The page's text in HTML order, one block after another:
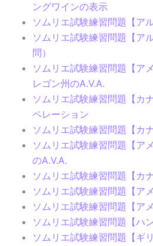
ングワインの表示
ソムリエ試験練習問題【ア
ソムリエ試験練習問題【ア
問）
ソムリエ試験練習問題【ア
レゴン州のA.V.A.
ソムリエ試験練習問題【カ
ペレーション
ソムリエ試験練習問題【カ
ソムリエ試験練習問題【ア
のA.V.A.
ソムリエ試験練習問題【カ
ソムリエ試験練習問題【ア
ソムリエ試験練習問題【ア
ソムリエ試験練習問題【ハ
ソムリエ試験練習問題【ギ